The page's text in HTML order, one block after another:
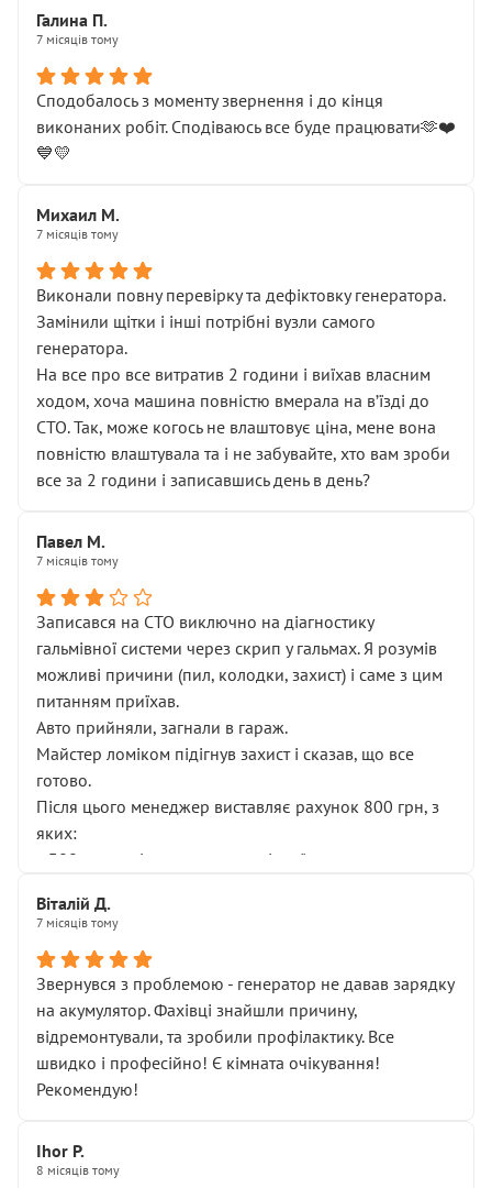
Галина П.
7 місяців тому
Сподобалось з моменту звернення і до кінця
виконаних робіт. Сподіваюсь все буде працювати🫶❤️
💙💛
Михаил М.
7 місяців тому
Виконали повну перевірку та дефіктовку генератора.
Замінили щітки і інші потрібні вузли самого
генератора.
На все про все витратив 2 години і виїхав власним
ходом, хоча машина повністю вмерала на вʼїзді до
СТО. Так, може когось не влаштовує ціна, мене вона
повністю влаштувала та і не забувайте, хто вам зроби
все за 2 години і записавшись день в день?
Павел М.
7 місяців тому
Записався на СТО виключно на діагностику
гальмівної системи через скрип у гальмах. Я розумів
можливі причини (пил, колодки, захист) і саме з цим
питанням приїхав.
Авто прийняли, загнали в гараж.
Майстер ломіком підігнув захист і сказав, що все
готово.
Після цього менеджер виставляє рахунок 800 грн, з
яких:
• 300 грн — діагностика гальмівної системи
НЕ погоджував
послуга. Тим більше, я був поруч і жодної реальної
діагностики ходової не проводилось. Після
зауваження гроші за цю “послугу” повернули, що
лише підтвердило мою правоту.
Але головне — я виїжджаю з боксу, і скрип у гальмах
залишився таким самим, як і був. Тобто оплачена
Далі ситуація тільки погіршилась:
• сказали, що тепер “потрібно знімати колеса”
Віталій Д.
7 місяців тому
Звернувся з проблемою - генератор не давав зарядку
на акумулятор. Фахівці знайшли причину,
відремонтували, та зробили профілактику. Все
швидко і професійно! Є кімната очікування!
Рекомендую!
Ihor P.
8 місяців тому